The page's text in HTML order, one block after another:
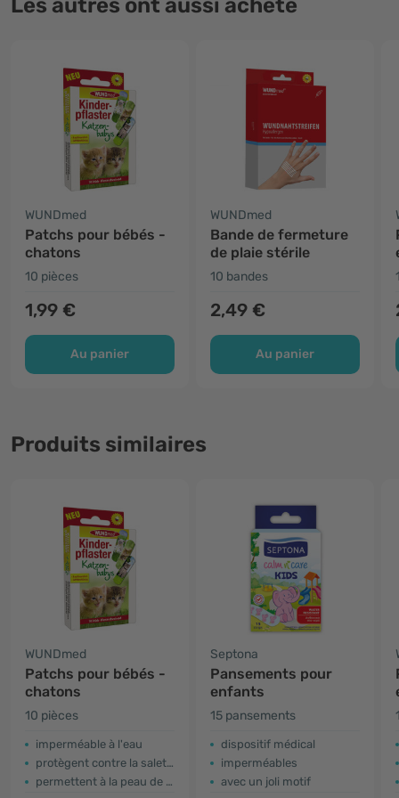
Les autres ont aussi acheté
WUNDmed
Patchs pour bébés -
chatons
10 pièces
1,99 €
Au panier
WUNDmed
Bande de fermeture
de plaie stérile
10 bandes
2,49 €
Au panier
Produits similaires
WUNDmed
Patchs pour bébés -
chatons
10 pièces
imperméable à l'eau
protègent contre la saleté et les bactéries
permettent à la peau de respirer
Septona
Pansements pour
enfants
15 pansements
dispositif médical
imperméables
avec un joli motif